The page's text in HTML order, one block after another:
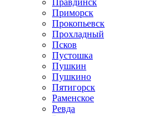
Правдинск
Приморск
Прокопьевск
Прохладный
Псков
Пустошка
Пушкин
Пушкино
Пятигорск
Раменское
Ревда